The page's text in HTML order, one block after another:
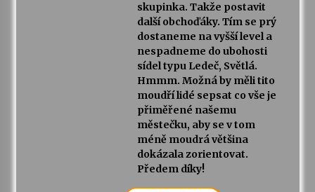
skupinka. Takže postavit
další obchoďáky. Tím se prý
dostaneme na vyšší level a
nespadneme do ubohosti
sídel typu Ledeč, Světlá.
Hmmm. Možná by měli tito
moudří lidé sepsat co vše je
přiměřené našemu
městečku, aby se v tom
méně moudrá většina
dokázala zorientovat.
Předem díky!